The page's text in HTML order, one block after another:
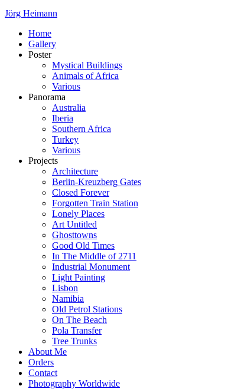
Jörg Heimann
Home
Gallery
Poster
Mystical Buildings
Animals of Africa
Various
Panorama
Australia
Iberia
Southern Africa
Turkey
Various
Projects
Architecture
Berlin-Kreuzberg Gates
Closed Forever
Forgotten Train Station
Lonely Places
Art Untitled
Ghosttowns
Good Old Times
In The Middle of 2711
Industrial Monument
Light Painting
Lisbon
Namibia
Old Petrol Stations
On The Beach
Pola Transfer
Tree Trunks
About Me
Orders
Contact
Photography Worldwide